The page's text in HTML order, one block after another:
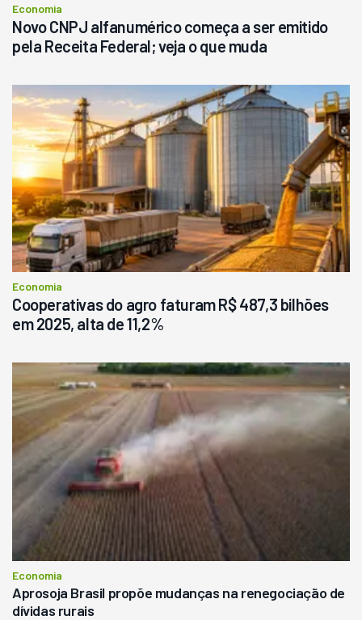
Economia
Novo CNPJ alfanumérico começa a ser emitido
pela Receita Federal; veja o que muda
Economia
Cooperativas do agro faturam R$ 487,3 bilhões
em 2025, alta de 11,2%
Economia
Aprosoja Brasil propõe mudanças na renegociação de
dívidas rurais